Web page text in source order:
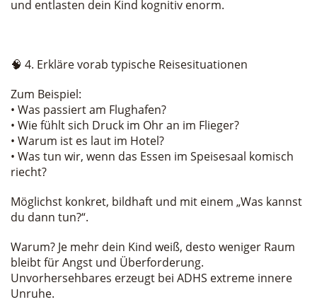
und entlasten dein Kind kognitiv enorm.
🧠 4. Erkläre vorab typische Reisesituationen
Zum Beispiel:
• Was passiert am Flughafen?
• Wie fühlt sich Druck im Ohr an im Flieger?
• Warum ist es laut im Hotel?
• Was tun wir, wenn das Essen im Speisesaal komisch
riecht?
Möglichst konkret, bildhaft und mit einem „Was kannst
du dann tun?“.
Warum? Je mehr dein Kind weiß, desto weniger Raum
bleibt für Angst und Überforderung.
Unvorhersehbares erzeugt bei ADHS extreme innere
Unruhe.